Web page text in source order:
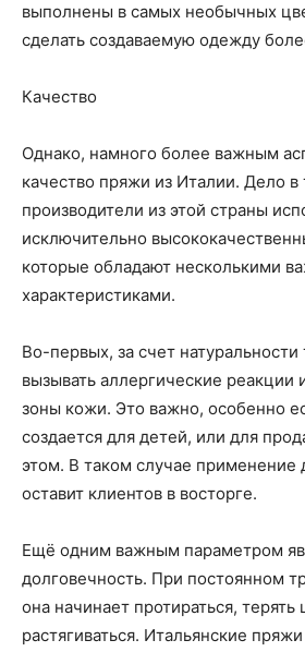
выполнены в самых необычных
сделать создаваемую одежду
Качество
Однако, намного более важным
качество пряжи из Италии. Дело в
производители из этой страны
исключительно
которые обладают несколькими
характеристиками.
Во-первых, за счет натуральности
вызывать аллергические реакции
зоны кожи. Это важно, особенно
создается для детей, или для
этом. В таком случае применение
оставит клиентов в восторге.
Ещё одним важным параметром
долговечность. При постоянном
она начинает протираться, терять
растягиваться. Итальянские